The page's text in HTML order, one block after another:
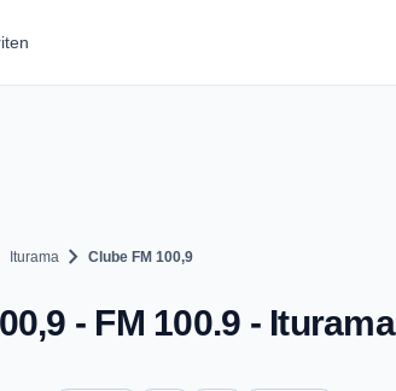
Iturama chevron_right Clube FM 100,9
- FM 100.9 - Iturama